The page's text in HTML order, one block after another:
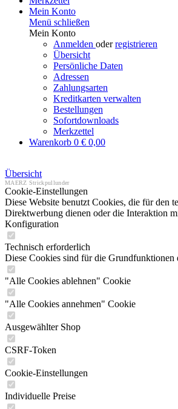
Mein Konto
Menü schließen
Mein Konto
Anmelden oderregistrieren
Übersicht
Persönliche Daten
Adressen
Zahlungsarten
Kreditkarten verwalten
Bestellungen
Sofortdownloads
Merkzettel
Warenkorb 0 € 0,00
Übersicht
MAERZ Strickpullunder
Cookie-Einstellungen
Diese Website benutzt Cookies, die für den
Direktwerbung dienen oder die Interaktion
Konfiguration
Technisch erforderlich
Diese Cookies sind für die Grundfunktionen
"Alle Cookies ablehnen" Cookie
"Alle Cookies annehmen" Cookie
Ausgewählter Shop
CSRF-Token
Cookie-Einstellungen
Individuelle Preise